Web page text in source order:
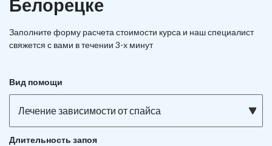
Белорецке
Заполните форму расчета стоимости курса и наш специалист
свяжется с вами в течении 3-х минут
Вид помощи
Лечение зависимости от спайса
Длительность запоя